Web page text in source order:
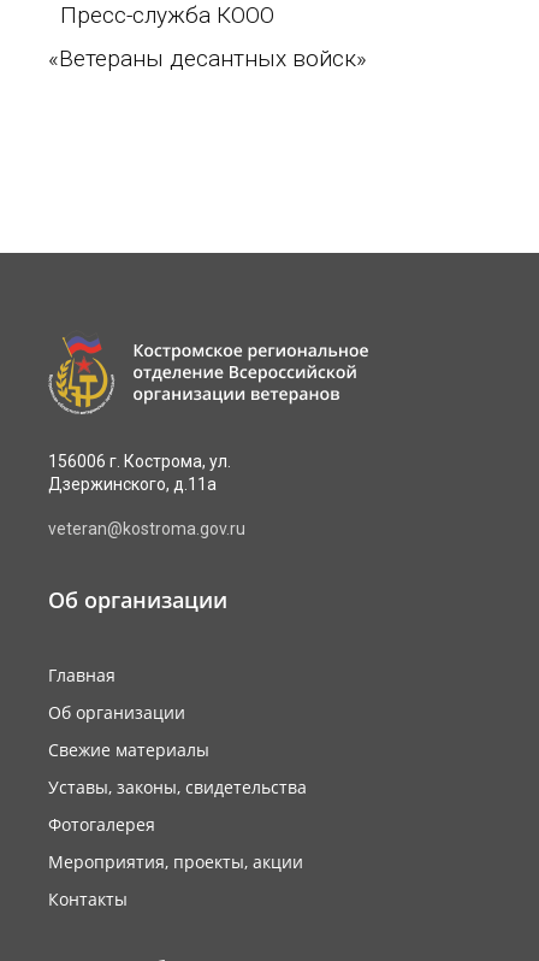
Пресс-служба КООО
«Ветераны десантных войск»
156006 г. Кострома, ул.
Дзержинского, д.11а
veteran@kostroma.gov.ru
Об организации
Главная
Об организации
Свежие материалы
Уставы, законы, свидетельства
Фотогалерея
Мероприятия, проекты, акции
Контакты